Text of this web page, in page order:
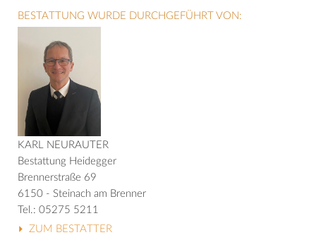
BESTATTUNG WURDE DURCHGEFÜHRT VON:
KARL NEURAUTER
Bestattung Heidegger
Brennerstraße 69
6150 - Steinach am Brenner
Tel.: 05275 5211
ZUM BESTATTER